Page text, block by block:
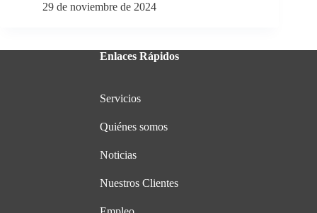
29 de noviembre de 2024
Enlaces Rápidos
Servicios
Quiénes somos
Noticias
Nuestros Clientes